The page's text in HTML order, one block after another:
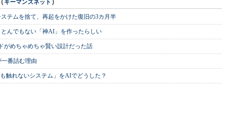
キーマンズネット ）
テムを捨て、再起をかけた復旧の3カ月半
んでもない「神AI」を作ったらしい
がめちゃめちゃ賢い設計だった話
番詰む理由
触れないシステム」をAIでどうした？